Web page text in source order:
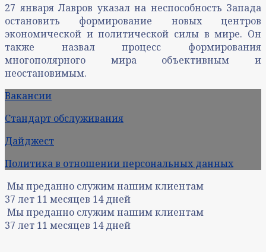
27 января Лавров указал на неспособность Запада
остановить формирование новых центров
экономической и политической силы в мире. Он
также назвал процесс формирования
многополярного мира объективным и
неостановимым.
Вакансии
Стандарт обслуживания
Дайджест
Политика в отношении персональных данных
Мы преданно служим нашим клиентам
37 лет 11 месяцев 14дней
Мы преданно служим нашим клиентам
37 лет 11 месяцев 14дней